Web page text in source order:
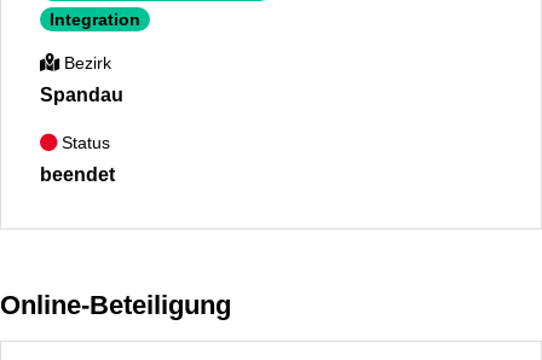
Integration
Bezirk
Spandau
Status
beendet
Online-Beteiligung